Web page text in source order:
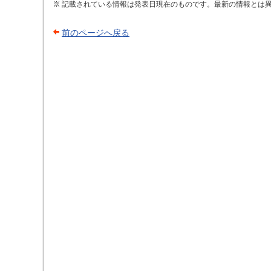
記載されている情報は発表日現在のものです。最新の情報とは
前のページへ戻る